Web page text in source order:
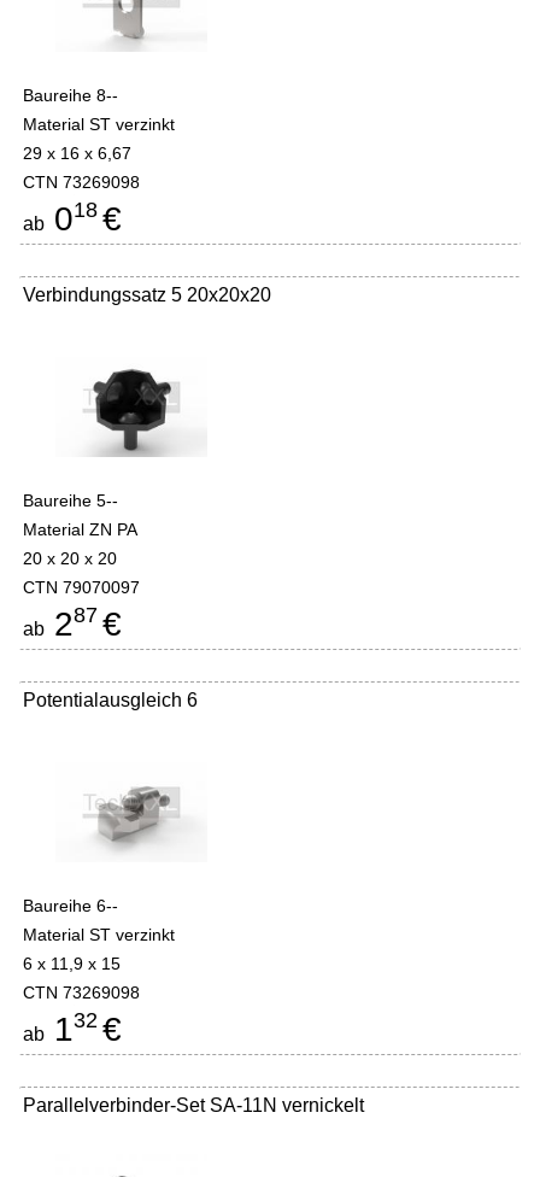
Baureihe 8--
Material ST verzinkt
29 x 16 x 6,67
CTN 73269098
ab 018 €
Verbindungssatz 5 20x20x20
Baureihe 5--
Material ZN PA
20 x 20 x 20
CTN 79070097
ab 287 €
Potentialausgleich 6
Baureihe 6--
Material ST verzinkt
6 x 11,9 x 15
CTN 73269098
ab 132 €
Parallelverbinder-Set SA-11N vernickelt